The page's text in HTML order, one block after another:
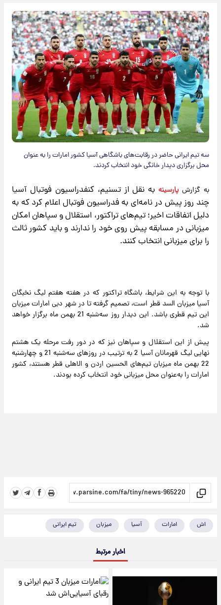
سه تیم ایرانی حاضر در رقابت‌های باشگاهی آسیا کشور امارات را به عنوان
محل برگزاری دیدار خانگی خود انتخاب کردند.
به گزارشپارسینه به نقل از تسنیم، کنفدراسیون فوتبال آسیا
چند روز پیش در نامه‌ای به فدراسیون فوتبال اعلام کرد که به
دلیل اتفاقات اخیر؛ تیم‌های تراکتور، استقلال و سپاهان امکان
میزبانی در مسابقه پیش روی خود را ندارند و باید کشور ثالث
را برای میزبانی انتخاب کنند.
با توجه به این شرایط، باشگاه تراکتور که در هفته هفتم لیگ نخبگان
آسیا میزبان السد قطر است، تصمیم گرفته تا در شهر دبی امارات میزبان
این تیم قطری باشد. این دیدار روز سه‌شنبه 21 بهمن ماه برگزار خواهد
شد.
پیش از این استقلال و سپاهان نیز که در دور رفت مرحله یک هشتم
نهایی لیگ قهرمانان آسیا 2 به ترتیب در روزهای سه‌شنبه 21 و چهارشنبه
22 بهمن ماه میزبان تیم‌های الحسین اردن و الاهلی قطر هستند، کشور
امارات را به‌عنوان محل میزبانی خود انتخاب کرده بودند.
اش امارات آسیا میزبان تیم ایرانی
اخبار مرتبط